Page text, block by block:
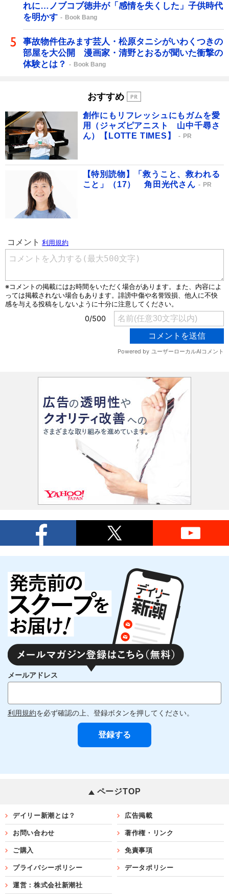
れに…ノブコブ徳井が「感情を失くした」子供時代
を明かす
Book Bang
事故物件住みます芸人・松原タニシがいわくつきの
部屋を大公開 漫画家・清野とおるが聞いた衝撃の
体験とは？
Book Bang
おすすめ
創作にもリフレッシュにもガムを愛
用（ジャズピアニスト 山中千尋さ
ん）【LOTTE TIMES】
PR
【特別読物】「救うこと、救われる
こと」（17） 角田光代さん
PR
メールアドレス
利用規約を必ず確認の上、登録ボタンを押してください。
ページTOP
デイリー新潮とは？ 広告掲載
お問い合わせ 著作権・リンク
ご購入 免責事項
プライバシーポリシー データポリシー
運営：株式会社新潮社